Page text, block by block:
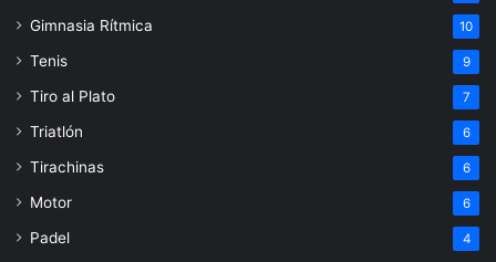
Gimnasia Rítmica 10
Tenis 9
Tiro al Plato 7
Triatlón 6
Tirachinas 6
Motor 6
Padel 4